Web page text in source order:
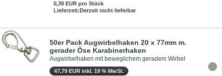
0,39 EUR pro Stück
Lieferzeit:Derzeit nicht lieferbar
50er Pack Augwirbelhaken 20 x 77mm m.
gerader Öse Karabinerhaken
Augwirbelhaken mit beweglichem geradem Wirbel
47,79 EUR inkl. 19 % MwSt.